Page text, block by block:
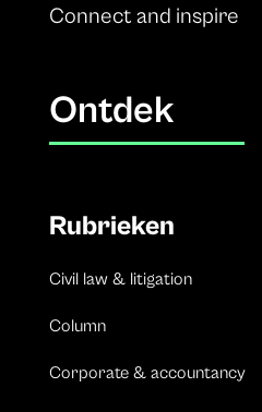
Connect and inspire
Ontdek
Rubrieken
Civil law & litigation
Column
Corporate & accountancy